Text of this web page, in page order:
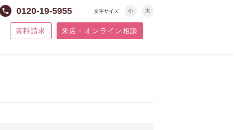
phone 0120-19-5955 文字サイズ 小 大
資料請求 来店・オンライン相談